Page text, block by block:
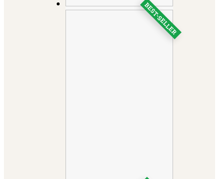
BEST-SELLER